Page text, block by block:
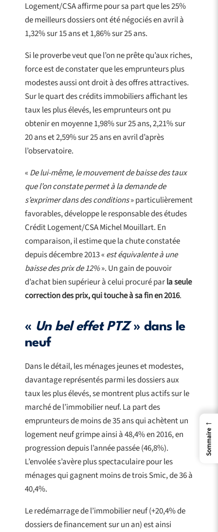
Logement/CSA affirme pour sa part que les 25%
de meilleurs dossiers ont été négociés en avril à
1,32% sur 15 ans et 1,86% sur 25 ans.
Si le proverbe veut que l’on ne prête qu’aux riches,
force est de constater que les emprunteurs plus
modestes aussi ont droit à des offres attractives.
Sur le quart des crédits immobiliers affichant les
taux les plus élevés, les emprunteurs ont pu
obtenir en moyenne 1,98% sur 25 ans, 2,21% sur
20 ans et 2,59% sur 25 ans en avril d’après
l’observatoire.
«De lui-même, le mouvement de baisse des taux
que l’on constate permet à la demande de
s’exprimer dans des conditions» particulièrement
favorables, développe le responsable des études
Crédit Logement/CSA Michel Mouillart. En
comparaison, il estime que la chute constatée
depuis décembre 2013 «est équivalente à une
baisse des prix de 12%». Un gain de pouvoir
d’achat bien supérieur à celui procuré parla seule
correction des prix, qui touche à sa fin en 2016.
« Un bel effet PTZ» dans le
neuf
Dans le détail, les ménages jeunes et modestes,
davantage représentés parmi les dossiers aux
taux les plus élevés, se montrent plus actifs sur le
marché de l’immobilier neuf. La part des
emprunteurs de moins de 35 ans qui achètent un
logement neuf grimpe ainsi à 48,4% en 2016, en
progression depuis l’année passée (46,8%).
L’envolée s’avère plus spectaculaire pour les
ménages qui gagnent moins de trois Smic, de 36 à
40,4%.
Le redémarrage de l’immobilier neuf (+20,4% de
dossiers de financement sur un an) est ainsi
←
Sommaire